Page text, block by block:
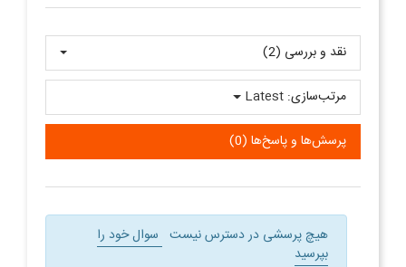
نقد و بررسی‌‌ (2)
پرسش‌ها و پاسخ‌ها (0)
مرتب‌سازی: Latest
هیچ پرسشی در دسترس نیست سوال خود را
بپرسید